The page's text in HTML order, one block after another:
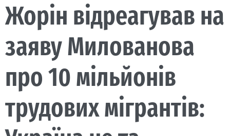
Жорін відреагував на
заяву Милованова
про 10 мільйонів
трудових мігрантів: